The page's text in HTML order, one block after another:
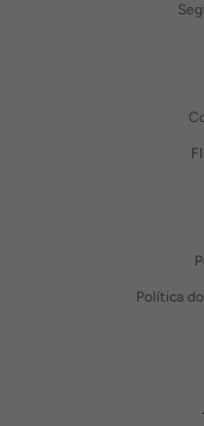
Política